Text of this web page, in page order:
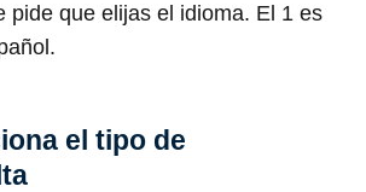
pide que elijas el idioma. El 1 es
el tipo de